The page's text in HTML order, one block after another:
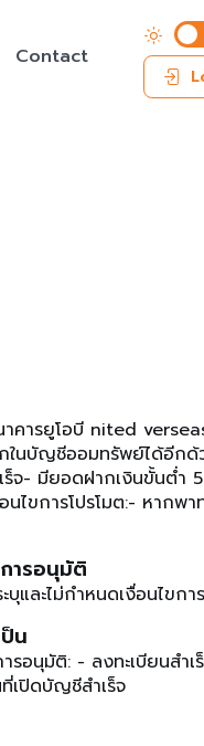
Contact
ารยูโอบี nited
ในบัญชีออมทรัพย์ได้อีก
จ- มียอดฝากเงินขั้นต่
ไขการโปรโมต:- หาก
ารอนุมัติ
บุและไม่กำหนดเงื่อนไขก
น
ารอนุมัติ: - ลงทะเบียนส
เปิดบัญชีสำเร็จ